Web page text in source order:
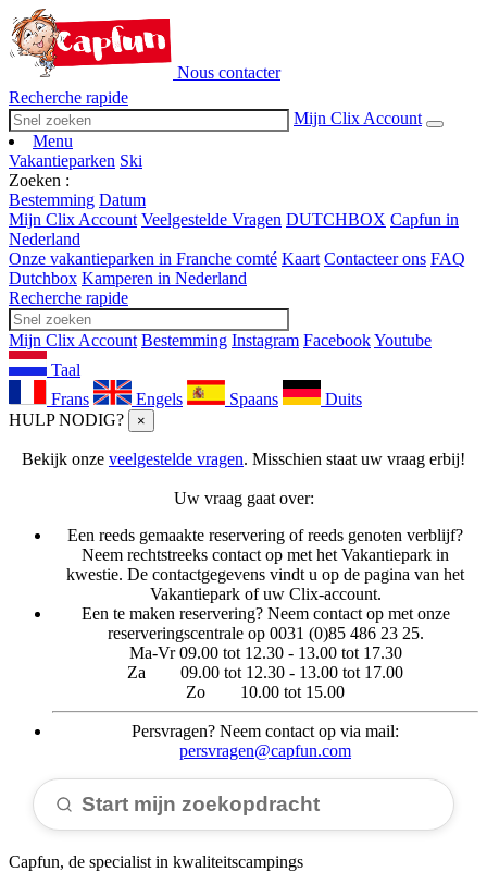
Nous contacter
Recherche rapide
Mijn Clix Account
Menu
Vakantieparken Ski
Zoeken :
Bestemming Datum
Mijn Clix Account Veelgestelde Vragen DUTCHBOX Capfun in
Nederland
Onze vakantieparken in Franche comté Kaart Contacteer ons FAQ
Dutchbox Kamperen in Nederland
Recherche rapide
Mijn Clix Account Bestemming Instagram FacebookYoutube
Taal
Frans
Engels Spaans
Duits
HULP NODIG?
×
Bekijk onze veelgestelde vragen. Misschien staat uw vraag erbij!
Uw vraag gaat over:
Een reeds gemaakte reservering of reeds genoten verblijf?
Neem rechtstreeks contact op met het Vakantiepark in
kwestie. De contactgegevens vindt u op de pagina van het
Vakantiepark of uw Clix-account.
Een te maken reservering? Neem contact op met onze
reserveringscentrale op 0031 (0)85 486 23 25.
Ma-Vr 09.00 tot 12.30 - 13.00 tot 17.30
Za 09.00 tot 12.30 - 13.00 tot 17.00
Zo 10.00 tot 15.00
Persvragen? Neem contact op via mail:
persvragen@capfun.com
Start mijn zoekopdracht
Capfun, de specialist in kwaliteitscampings